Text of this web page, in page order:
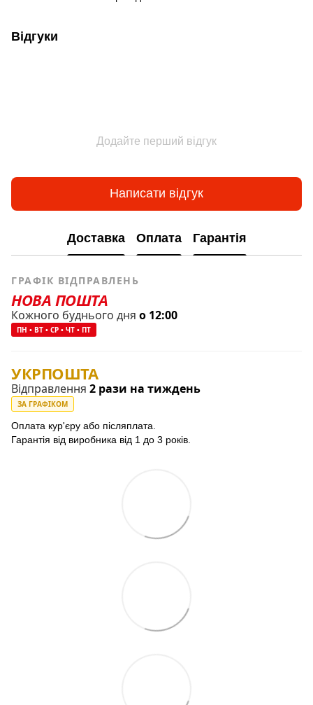
Відгуки
Додайте перший відгук
Написати відгук
Доставка Оплата Гарантія
ГРАФІК ВІДПРАВЛЕНЬ
НОВА ПОШТА
Кожного буднього дня о 12:00
ПН • ВТ • СР • ЧТ • ПТ
УКРПОШТА
Відправлення 2 рази на тиждень
ЗА ГРАФІКОМ
Оплата кур'єру або післяплата.
Гарантія від виробника від 1 до 3 років.